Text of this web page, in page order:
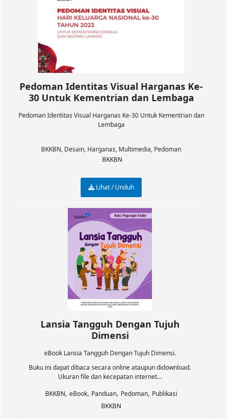
Pedoman Identitas Visual Harganas Ke-
30 Untuk Kementrian dan Lembaga
Pedoman Identitas Visual Harganas Ke-30 Untuk Kementrian dan
Lembaga
BKKBN, Desain, Harganas, Multimedia, Pedoman
BKKBN
Lihat / Unduh
Lansia Tangguh Dengan Tujuh
Dimensi
eBook Lansia Tangguh Dengan Tujuh Dimensi.
Buku ini dapat dibaca secara online ataupun didownload.
Ukuran file dan kecepatan internet...
BKKBN, eBook, Panduan, Pedoman, Publikasi
BKKBN